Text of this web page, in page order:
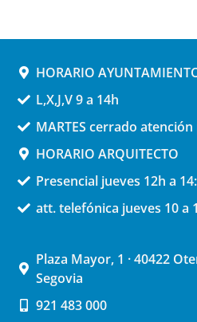
HORARIO
L,X,J,V 9 a 14h
MARTES cerrado
HORARIO ARQUITECTO
Presencial jueves 12h a
att. telefónica jueves 10 a
Plaza Mayor, 1 · 40422
Segovia
921 483 000